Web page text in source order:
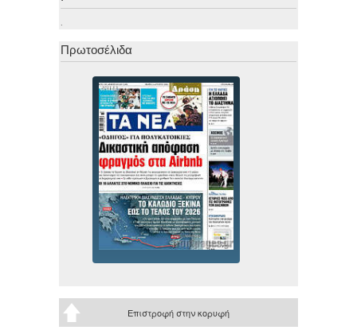
.
Πρωτοσέλιδα
Επιστροφή στην κορυφή